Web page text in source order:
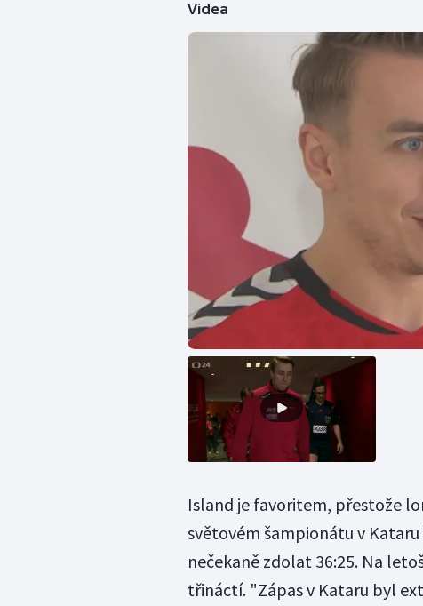
Videa
Island je favoritem, přestože
světovém šampionátu v
nečekaně zdolat 36:25. Na
třináctí. "Zápas v Kataru byl